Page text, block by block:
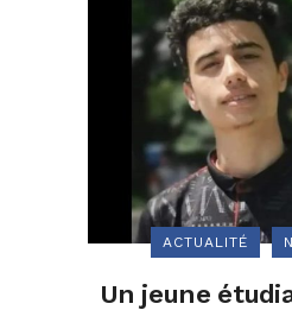
ACTUALITÉ
Un jeune